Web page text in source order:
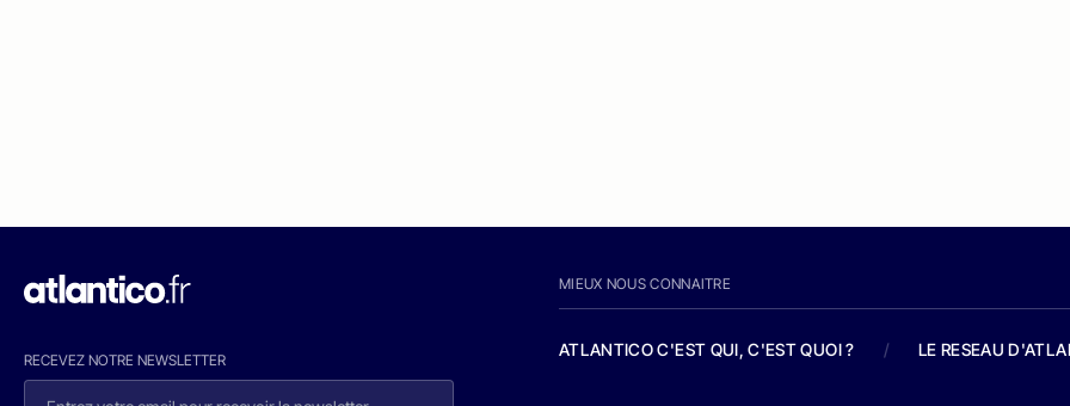
RECEVEZ NOTRE NEWSLETTER
MIEUX NOUS CONNAITRE
ATLANTICO C'EST QUI, C'EST QUOI ? / LE RESEAU